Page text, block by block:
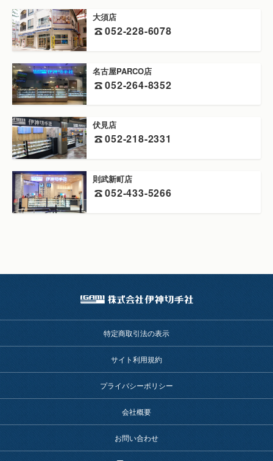
大須店
052-228-6078
名古屋PARCO店
052-264-8352
伏見店
052-218-2331
則武新町店
052-433-5266
特定商取引法の表示
サイト利用規約
プライバシーポリシー
会社概要
お問い合わせ